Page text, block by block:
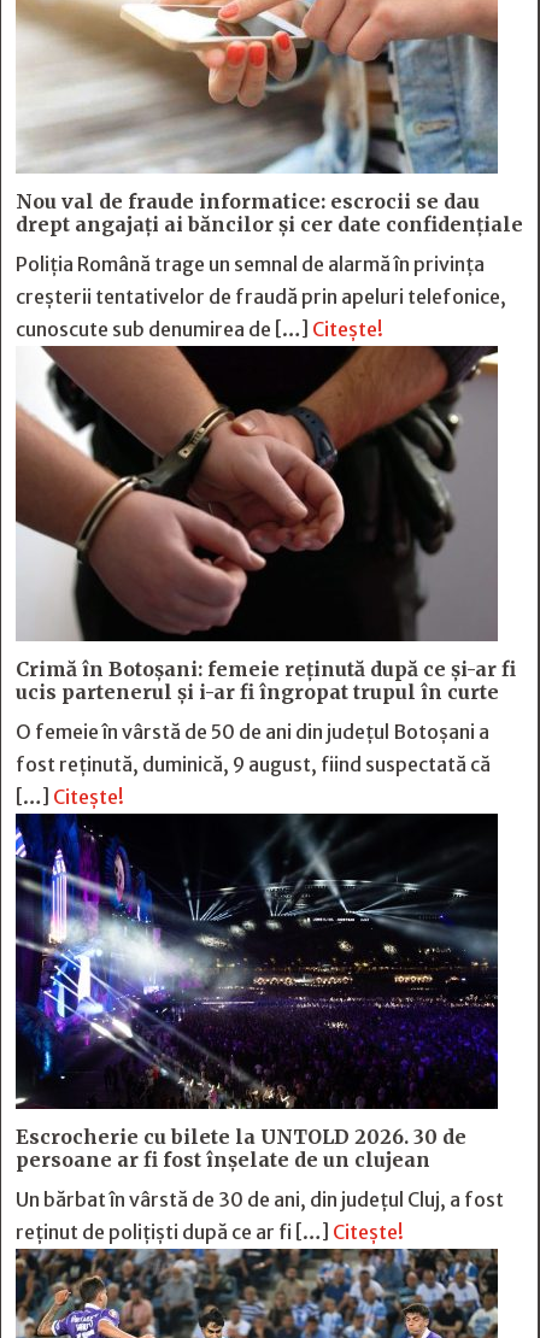
Nou val de fraude informatice: escrocii se dau
drept angajați ai băncilor și cer date confidențiale
Poliția Română trage un semnal de alarmă în privința
creșterii tentativelor de fraudă prin apeluri telefonice,
cunoscute sub denumirea de […] Citește!
Crimă în Botoșani: femeie reținută după ce și-ar fi
ucis partenerul și i-ar fi îngropat trupul în curte
O femeie în vârstă de 50 de ani din județul Botoșani a
fost reținută, duminică, 9 august, fiind suspectată că
[…] Citește!
Escrocherie cu bilete la UNTOLD 2026. 30 de
persoane ar fi fost înșelate de un clujean
Un bărbat în vârstă de 30 de ani, din județul Cluj, a fost
reținut de polițiști după ce ar fi […] Citește!